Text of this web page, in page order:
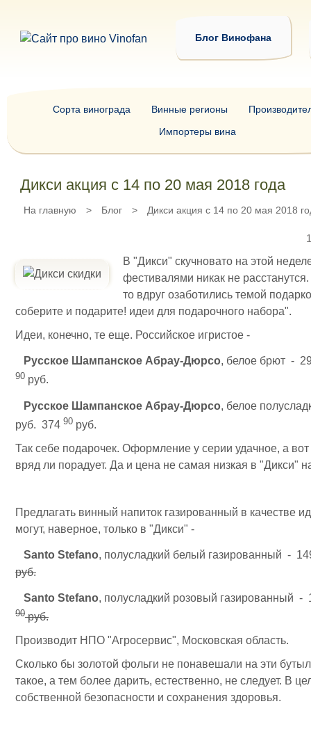
Блог Винофана
Дикси акция с 14 по 20 мая 2018 года
На главную > Блог > Дикси акция с 14 по 20 мая 2018
В "Дикси" скучновато на этой
фестивалями никак не расстанутся.
то вдруг озаботились темой
соберите и подарите! идеи для подарочного набора".
Идеи, конечно, те еще. Российское игристое -
Русское Шампанское Абрау-Дюрсо, белое брют -
90 руб.
Русское Шампанское Абрау-Дюрсо, белое
руб. 374 90 руб.
Так себе подарочек. Оформление у серии удачное, а
вряд ли порадует. Да и цена не самая низкая в "Дикси"
Предлагать винный напиток газированный в качестве
могут, наверное, только в "Дикси" -
Santo Stefano, полусладкий белый газированный -
руб.
Santo Stefano, полусладкий розовый газированный -
90руб.
Производит НПО "Агросервис", Московская область.
Сколько бы золотой фольги не понавешали на эти
такое, а тем более дарить, естественно, не следует. В
собственной безопасности и сохранения здоровья.
Сорта винограда Винные регионы
Импортеры вина